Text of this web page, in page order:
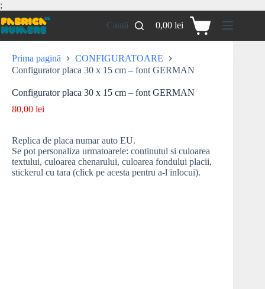
;
Caută
0,00lei
Prima pagină
CONFIGURATOARE
Configurator placa 30 x 15 cm – font GERMAN
Configurator placa 30 x 15 cm – font GERMAN
80,00 lei
Replica de placa numar auto EU.
Se pot personaliza urmatoarele: continutul si culoarea
textului, culoarea chenarului, culoarea fondului placii,
stickerul cu tara (click pe acesta pentru a-l inlocui).